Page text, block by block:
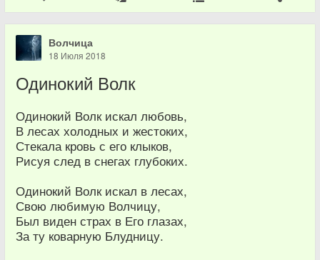
Волчица
18 Июля 2018
Одинокий Волк
Одинокий Волк искал любовь,
В лесах холодных и жестоких,
Стекала кровь с его клыков,
Рисуя след в снегах глубоких.
Одинокий Волк искал в лесах,
Свою любимую Волчицу,
Был виден страх в Его глазах,
За ту коварную Блудницу.